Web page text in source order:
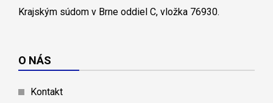
Krajským súdom v Brne oddiel C, vložka 76930.
O NÁS
Kontakt